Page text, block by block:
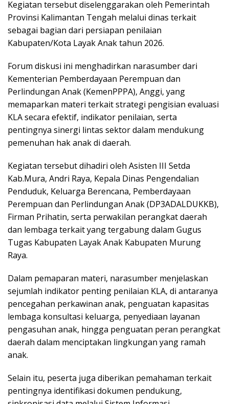
Kegiatan tersebut diselenggarakan oleh Pemerintah
Provinsi Kalimantan Tengah melalui dinas terkait
sebagai bagian dari persiapan penilaian
Kabupaten/Kota Layak Anak tahun 2026.
Forum diskusi ini menghadirkan narasumber dari
Kementerian Pemberdayaan Perempuan dan
Perlindungan Anak (KemenPPPA), Anggi, yang
memaparkan materi terkait strategi pengisian evaluasi
KLA secara efektif, indikator penilaian, serta
pentingnya sinergi lintas sektor dalam mendukung
pemenuhan hak anak di daerah.
Kegiatan tersebut dihadiri oleh Asisten III Setda
Kab.Mura, Andri Raya, Kepala Dinas Pengendalian
Penduduk, Keluarga Berencana, Pemberdayaan
Perempuan dan Perlindungan Anak (DP3ADALDUKKB),
Firman Prihatin, serta perwakilan perangkat daerah
dan lembaga terkait yang tergabung dalam Gugus
Tugas Kabupaten Layak Anak Kabupaten Murung
Raya.
Dalam pemaparan materi, narasumber menjelaskan
sejumlah indikator penting penilaian KLA, di antaranya
pencegahan perkawinan anak, penguatan kapasitas
lembaga konsultasi keluarga, penyediaan layanan
pengasuhan anak, hingga penguatan peran perangkat
daerah dalam menciptakan lingkungan yang ramah
anak.
Selain itu, peserta juga diberikan pemahaman terkait
pentingnya identifikasi dokumen pendukung,